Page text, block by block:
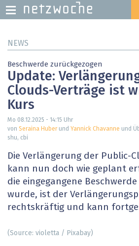
zumNEWS
Beschwerde zurückgezogen
Update:
Clouds-Verträge ist
Kurs
Mo 08.12.2025 - 14:15 Uhr
von Seraina Huberund Yannick Chavanne und
shu, cbi
Die Verlängerung der Public-
kann nun doch wie geplant
die eingegangene
wurde, ist der
rechtskräftig und kann
(Source: violetta / Pixabay)